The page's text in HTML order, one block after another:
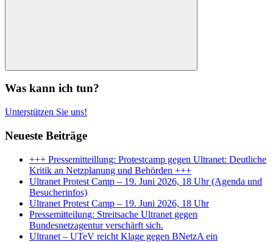
Suchen
Was kann ich tun?
Unterstützen Sie uns!
Neueste Beiträge
+++ Pressemitteillung: Protestcamp gegen Ultranet: Deutliche
Kritik an Netzplanung und Behörden +++
Ultranet Protest Camp – 19. Juni 2026, 18 Uhr (Agenda und
Besucherinfos)
Ultranet Protest Camp – 19. Juni 2026, 18 Uhr
Pressemitteilung: Streitsache Ultranet gegen
Bundesnetzagentur verschärft sich.
Ultranet – UTeV reicht Klage gegen BNetzA ein